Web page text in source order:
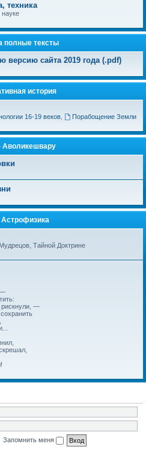
техника
полные тексты
сайта 2019 года (.pdf)
история
16-19 веков,
Порабощение Земли
Аволикешвару
Астрофизика
Тайной Доктрине
—
—
Запомнить меня